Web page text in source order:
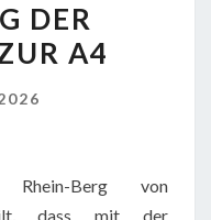
DER
A4
Rhein-Berg von
dass mit der